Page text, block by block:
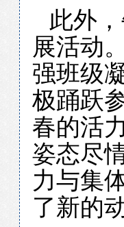
此外
展活动
强班级
极踊跃
春的活
姿态尽
力与集
了新的